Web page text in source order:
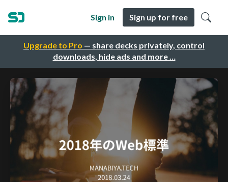
Upgrade to Pro — share decks privately, control
downloads, hide ads and more …
Sign in Sign up for free